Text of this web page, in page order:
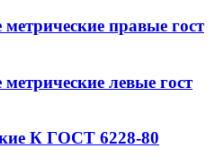
правые гост
левые гост
К ГОСТ 6228-80